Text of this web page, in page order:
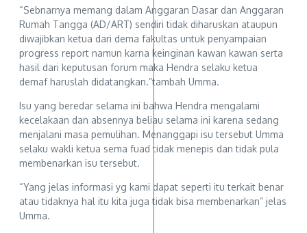
“Sebnarnya memang dalam Anggaran Dasar dan Anggaran
Rumah Tangga (AD/ART) sendiri tidak diharuskan ataupun
diwajibkan ketua dari dema fakultas untuk penyampaian
progress report namun karna keinginan kawan kawan serta
hasil dari keputusan forum maka Hendra selaku ketua
demaf haruslah didatangkan.”tambah Umma.
Isu yang beredar selama ini bahwa Hendra mengalami
kecelakaan dan absennya beliau selama ini karena sedang
menjalani masa pemulihan. Menanggapi isu tersebut Umma
selaku wakli ketua sema fuad tidak menepis dan tidak pula
membenarkan isu tersebut.
“Yang jelas informasi yg kami dapat seperti itu terkait benar
atau tidaknya hal itu kita juga tidak bisa membenarkan” jelas
Umma.